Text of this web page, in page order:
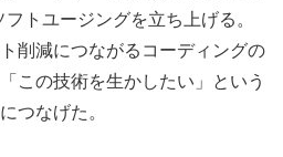
トユージングを立ち上げる。
削減につながるコーディングの
この技術を生かしたい」という
つなげた。